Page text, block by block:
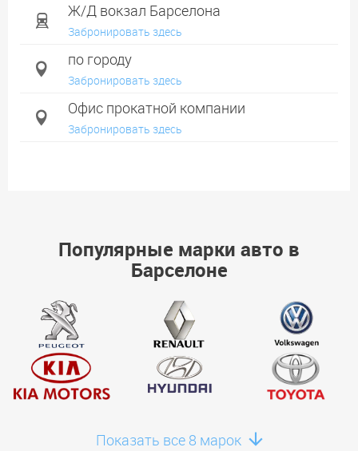
Ж/Д вокзал Барселона
Забронировать здесь
по городу
Забронировать здесь
Офис прокатной компании
Забронировать здесь
Популярные марки авто в
Барселоне
Показать все 8 марок